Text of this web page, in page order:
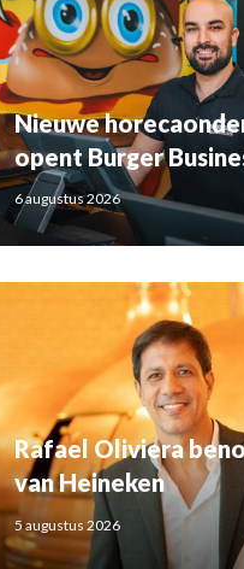
Nieuwe
opent Burger
6 augustus 2026
Rafael Oliviera
van Heineken
5 augustus 2026